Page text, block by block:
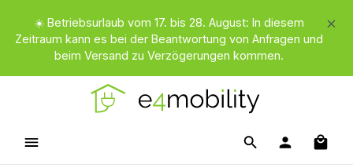
Zum Hauptinhalt springen
☀️ Betriebsurlaub vom 17. bis 28. August: In diesem
Zeitraum kann es bei der Beantwortung von Anfragen und
beim Versand zu Verzögerungen kommen.